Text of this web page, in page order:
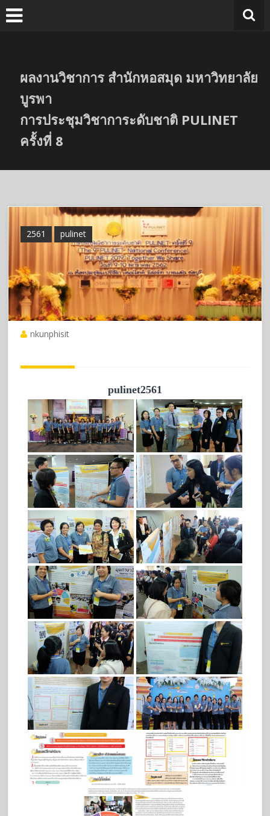
Skip
to
ผลงานวิชาการ สำนักหอสมุด มหาวิทยาลัย
บูรพา
การประชุมวิชาการะดับชาติ PULINET
ครั้งที่ 8
2561 pulinet
nkunphisit
pulinet2561